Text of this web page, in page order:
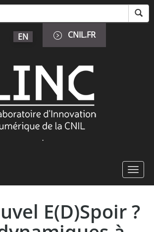
EN CNIL.FR
.
E(D)Spoir ?
des cookies